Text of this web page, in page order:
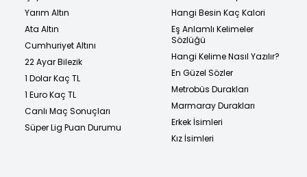
Yarım Altın
Ata Altın
Cumhuriyet Altını
22 Ayar Bilezik
1 Dolar Kaç TL
1 Euro Kaç TL
Canlı Maç Sonuçları
Süper Lig Puan Durumu
Hangi Besin Kaç Kalori
Eş Anlamlı Kelimeler
Sözlüğü
Hangi Kelime Nasıl Yazılır?
En Güzel Sözler
Metrobüs Durakları
Marmaray Durakları
Erkek İsimleri
Kız İsimleri